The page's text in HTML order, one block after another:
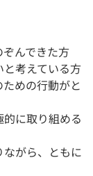
んできた方
と考えている方
めの行動がと
に取り組める
ながら、ともに